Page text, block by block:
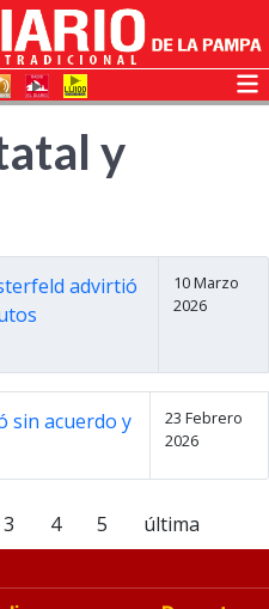
y
advirtió
10 Marzo
2026
sin acuerdo y
23 Febrero
2026
3 4 5 última